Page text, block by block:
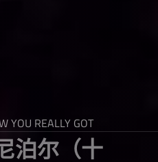
YOU REALLY GOT
泊尔（十